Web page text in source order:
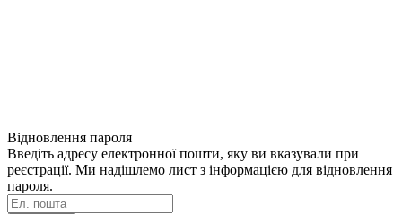
Відновлення пароля
Введіть адресу електронної пошти, яку ви вказували при
реєстрації. Ми надішлемо лист з інформацією для відновлення
пароля.